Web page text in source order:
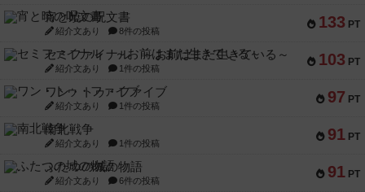
133 PT
宵と暁の呪文書
紹介文あり 8件の投稿
103 PT
セミファイナル ～お前はまだ生きている～
紹介文あり 1件の投稿
97 PT
ワン・トゥ・ファイブ
紹介文あり 1件の投稿
91 PT
南北戦争
紹介文あり 1件の投稿
91 PT
ふたつの城の物語
紹介文あり 6件の投稿